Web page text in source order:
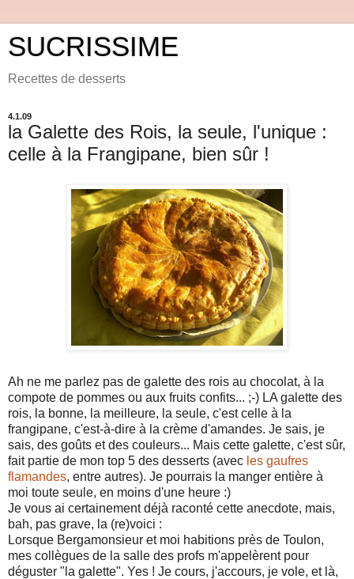
SUCRISSIME
Recettes de desserts
4.1.09
la Galette des Rois, la seule, l'unique :
celle à la Frangipane, bien sûr !
Ah ne me parlez pas de galette des rois au chocolat, à la
compote de pommes ou aux fruits confits... ;-) LA galette des
rois, la bonne, la meilleure, la seule, c'est celle à la
frangipane, c'est-à-dire à la crème d'amandes. Je sais, je
sais, des goûts et des couleurs... Mais cette galette, c'est sûr,
fait partie de mon top 5 des desserts (avec les gaufres
flamandes, entre autres). Je pourrais la manger entière à
moi toute seule, en moins d'une heure :)
Je vous ai certainement déjà raconté cette anecdote, mais,
bah, pas grave, la (re)voici :
Lorsque Bergamonsieur et moi habitions près de Toulon,
mes collègues de la salle des profs m'appelèrent pour
déguster "la galette". Yes ! Je cours, j'accours, je vole, et là,